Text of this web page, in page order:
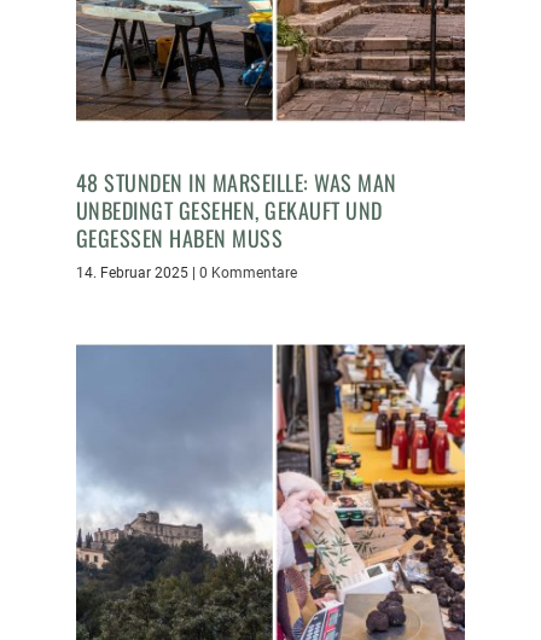
48 STUNDEN IN MARSEILLE: WAS MAN
UNBEDINGT GESEHEN, GEKAUFT UND
GEGESSEN HABEN MUSS
14. Februar 2025| 0 Kommentare